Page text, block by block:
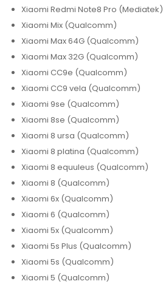
Xiaomi Redmi Note8 Pro (Mediatek)
Xiaomi Mix (Qualcomm)
Xiaomi Max 64G (Qualcomm)
Xiaomi Max 32G (Qualcomm)
Xiaomi CC9e (Qualcomm)
Xiaomi CC9 vela (Qualcomm)
Xiaomi 9se (Qualcomm)
Xiaomi 8se (Qualcomm)
Xiaomi 8 ursa (Qualcomm)
Xiaomi 8 platina (Qualcomm)
Xiaomi 8 equuleus (Qualcomm)
Xiaomi 8 (Qualcomm)
Xiaomi 6x (Qualcomm)
Xiaomi 6 (Qualcomm)
Xiaomi 5x (Qualcomm)
Xiaomi 5s Plus (Qualcomm)
Xiaomi 5s (Qualcomm)
Xiaomi 5 (Qualcomm)